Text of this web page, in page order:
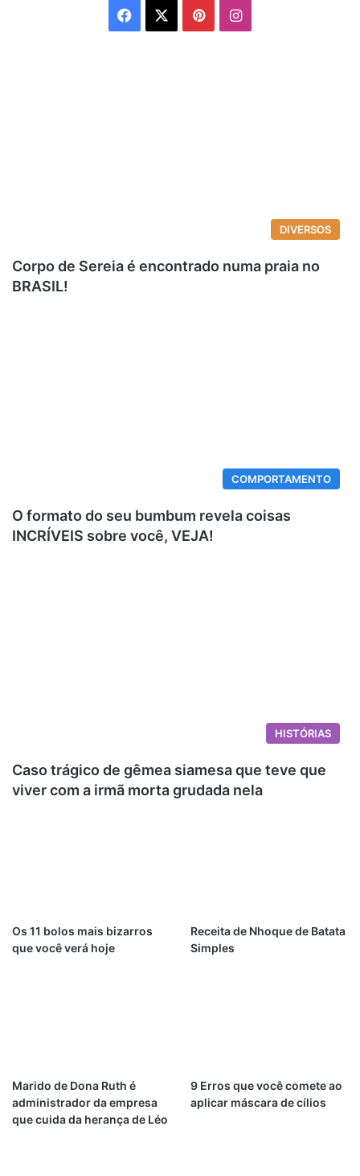
Facebook PinterestInstagram
DIVERSOS
Corpo de Sereia é encontrado numa praia no
BRASIL!
COMPORTAMENTO
O formato do seu bumbum revela coisas
INCRÍVEIS sobre você, VEJA!
HISTÓRIAS
Caso trágico de gêmea siamesa que teve que
viver com a irmã morta grudada nela
Os 11 bolos mais bizarros
que você verá hoje
Receita de Nhoque de Batata
Simples
Marido de Dona Ruth é
administrador da empresa
que cuida da herança de Léo
9 Erros que você comete ao
aplicar máscara de cílios